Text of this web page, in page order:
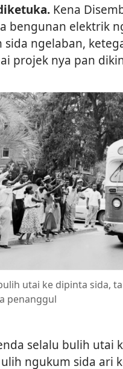
Kena
bengunan elektrik
sida ngelaban,
projek nya pan
utai ke dipinta sida,
penanggul
selalu bulih utai
ngukum sida ari